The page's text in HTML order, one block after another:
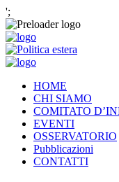
';
HOME
CHI SIAMO
COMITATO
EVENTI
OSSERVATORIO
Pubblicazioni
CONTATTI